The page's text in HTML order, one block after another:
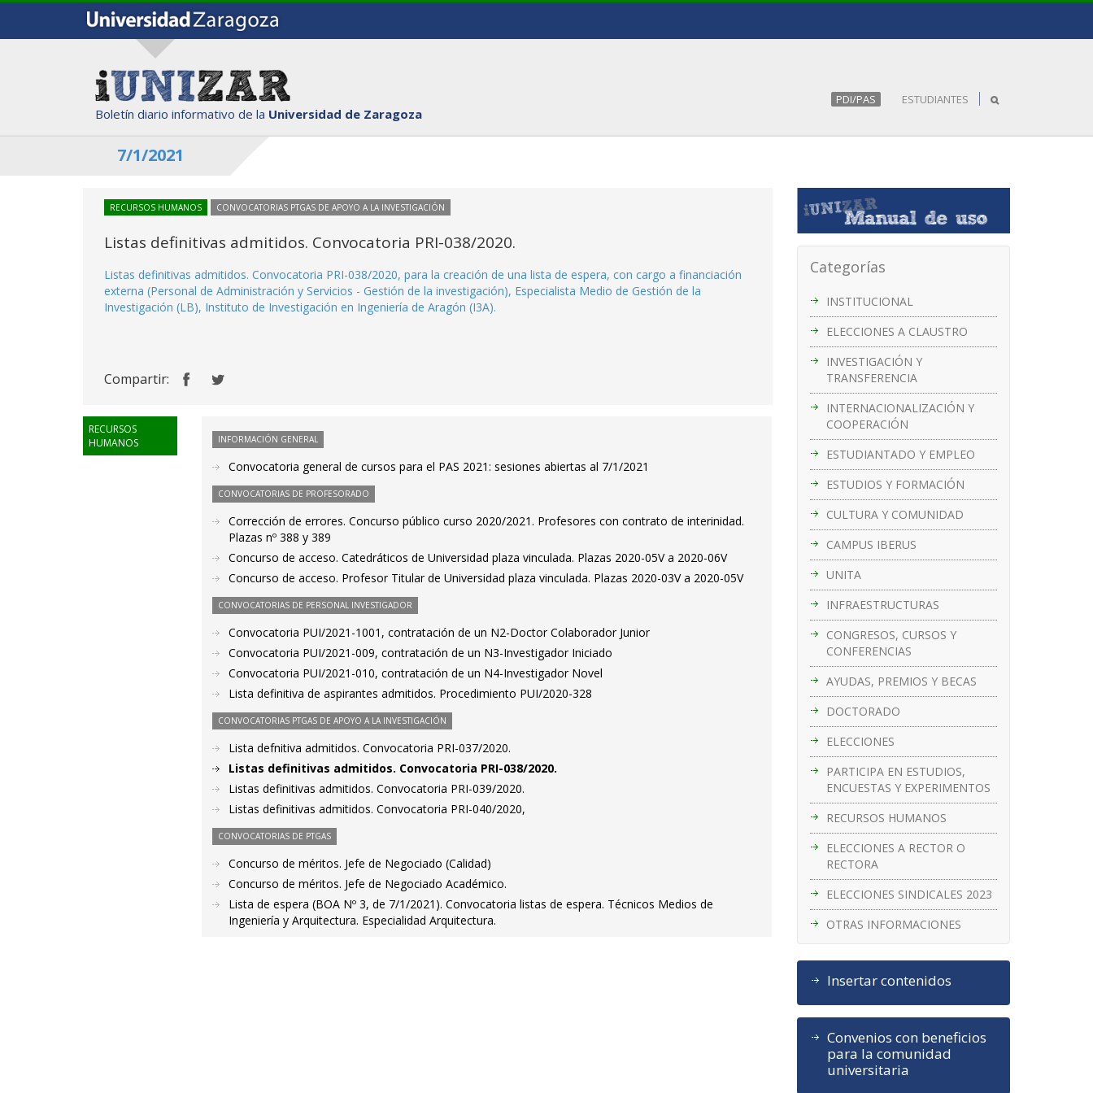
Boletín diario informativo de la Universidad de Zaragoza
PDI/PAS ESTUDIANTES
7/1/2021
Categorías
INSTITUCIONAL
ELECCIONES A CLAUSTRO
INVESTIGACIÓN Y
TRANSFERENCIA
INTERNACIONALIZACIÓN Y
COOPERACIÓN
ESTUDIANTADO Y EMPLEO
ESTUDIOS Y FORMACIÓN
CULTURA Y COMUNIDAD
CAMPUS IBERUS
UNITA
INFRAESTRUCTURAS
CONGRESOS, CURSOS Y
CONFERENCIAS
AYUDAS, PREMIOS Y BECAS
DOCTORADO
ELECCIONES
PARTICIPA EN ESTUDIOS,
ENCUESTAS Y EXPERIMENTOS
RECURSOS HUMANOS
ELECCIONES A RECTOR O
RECTORA
ELECCIONES SINDICALES 2023
OTRAS INFORMACIONES
Insertar contenidos
Convenios con beneficios
para la comunidad
universitaria
RECURSOS HUMANOS CONVOCATORIAS PTGAS DE APOYO A LA INVESTIGACIÓN
Listas definitivas admitidos. Convocatoria PRI-038/2020.
Listas definitivas admitidos. Convocatoria PRI-038/2020, para la creación de una lista de espera, con cargo a financiación
externa (Personal de Administración y Servicios - Gestión de la investigación), Especialista Medio de Gestión de la
Investigación (LB), Instituto de Investigación en Ingeniería de Aragón (I3A).
Compartir:
RECURSOS
HUMANOS
INFORMACIÓN GENERAL
Convocatoria general de cursos para el PAS 2021: sesiones abiertas al 7/1/2021
CONVOCATORIAS DE PROFESORADO
Corrección de errores. Concurso público curso 2020/2021. Profesores con contrato de interinidad.
Plazas nº 388 y 389
Concurso de acceso. Catedráticos de Universidad plaza vinculada. Plazas 2020-05V a 2020-06V
Concurso de acceso. Profesor Titular de Universidad plaza vinculada. Plazas 2020-03V a 2020-05V
CONVOCATORIAS DE PERSONAL INVESTIGADOR
Convocatoria PUI/2021-1001, contratación de un N2-Doctor Colaborador Junior
Convocatoria PUI/2021-009, contratación de un N3-Investigador Iniciado
Convocatoria PUI/2021-010, contratación de un N4-Investigador Novel
Lista definitiva de aspirantes admitidos. Procedimiento PUI/2020-328
CONVOCATORIAS PTGAS DE APOYO A LA INVESTIGACIÓN
Lista defnitiva admitidos. Convocatoria PRI-037/2020.
Listas definitivas admitidos. Convocatoria PRI-038/2020.
Listas definitivas admitidos. Convocatoria PRI-039/2020.
Listas definitivas admitidos. Convocatoria PRI-040/2020,
CONVOCATORIAS DE PTGAS
Concurso de méritos. Jefe de Negociado (Calidad)
Concurso de méritos. Jefe de Negociado Académico.
Lista de espera (BOA Nº 3, de 7/1/2021). Convocatoria listas de espera. Técnicos Medios de
Ingeniería y Arquitectura. Especialidad Arquitectura.